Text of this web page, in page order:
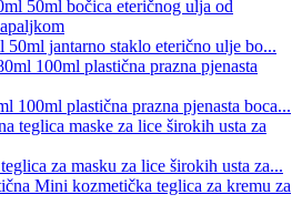
jantarno staklo eterično ulje bo...
100ml plastična prazna pjenasta boca...
za masku za lice širokih usta za...